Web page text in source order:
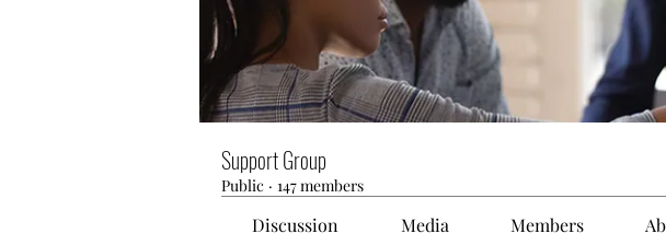
Support Group
Public · 147 members
Discussion Media Members